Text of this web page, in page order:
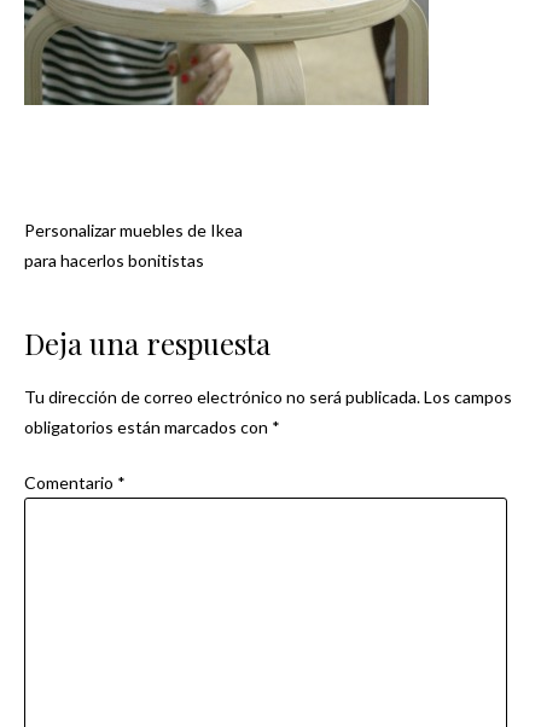
Navegación
Personalizar muebles de Ikea
para hacerlos bonitistas
Deja una respuesta
Tu dirección de correo electrónico no será publicada.Los campos
obligatorios están marcados con *
Comentario *